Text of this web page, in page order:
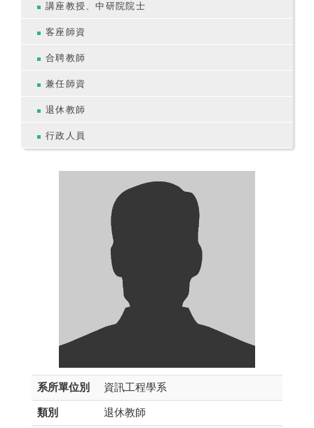
講座教授、中研院院士
客座師資
合聘教師
兼任師資
退休教師
行政人員
系所單位別
資訊工程學系
類別
退休教師